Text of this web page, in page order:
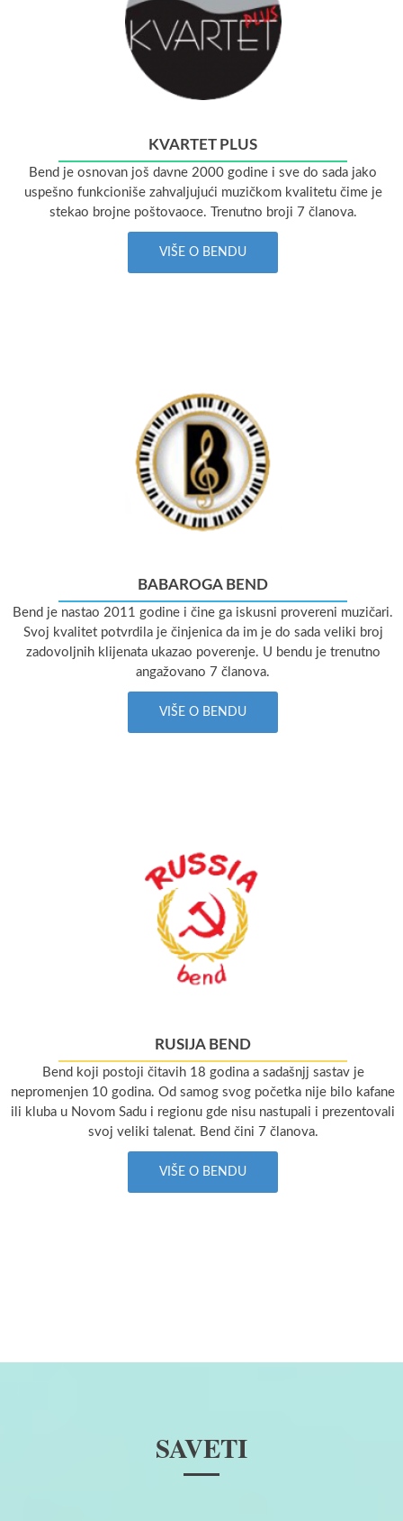
KVARTET PLUS
Bend je osnovan još davne 2000 godine i sve do sada jako
uspešno funkcioniše zahvaljujući muzičkom kvalitetu čime je
stekao brojne poštovaoce. Trenutno broji 7 članova.
VIŠE O BENDU
BABAROGA BEND
Bend je nastao 2011 godine i čine ga iskusni provereni muzičari.
Svoj kvalitet potvrdila je činjenica da im je do sada veliki broj
zadovoljnih klijenata ukazao poverenje. U bendu je trenutno
angažovano 7 članova.
VIŠE O BENDU
RUSIJA BEND
Bend koji postoji čitavih 18 godina a sadašnjj sastav je
nepromenjen 10 godina. Od samog svog početka nije bilo kafane
ili kluba u Novom Sadu i regionu gde nisu nastupali i prezentovali
svoj veliki talenat. Bend čini 7 članova.
VIŠE O BENDU
SAVETI